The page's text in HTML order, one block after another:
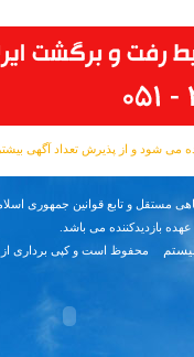
مستقل و تابع قوانین جمهوری
بازدیدکننده می باشد.
محفوظ است و کپی برداری